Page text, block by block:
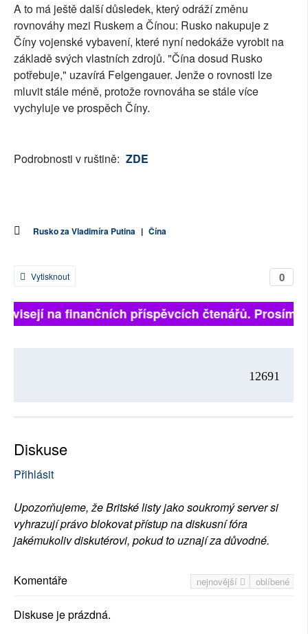
A to má ještě další důsledek, který odráží změnu
rovnováhy mezi Ruskem a Čínou: Rusko nakupuje z
Číny vojenské vybavení, které nyní nedokáže vyrobit na
základě svých vlastních zdrojů. "Čína dosud Rusko
potřebuje," uzavírá Felgengauer. Jenže o rovnosti lze
mluvit stále méně, protože rovnováha se stále více
vychyluje ve prospěch Číny.
Podrobnosti v ruštině: ZDE
Rusko za Vladimíra Putina | Čína
0
Vytisknout
na finančních příspěvcích čtenářů. Prosíme,
12691
Diskuse
Přihlásit
Upozorňujeme, že Britské listy jako soukromý server si
vyhrazují právo blokovat přístup na diskusní fóra
jakémukoliv diskutérovi, pokud to uznají za důvodné.
nejnovější oblíbené
Komentáře
Diskuse je prázdná.